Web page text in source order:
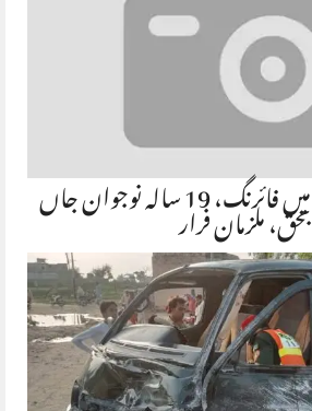
اٹک: ستار چوک میں فائرنگ، 19 سالہ نوجوان جاںبحق، ملزمان فرار